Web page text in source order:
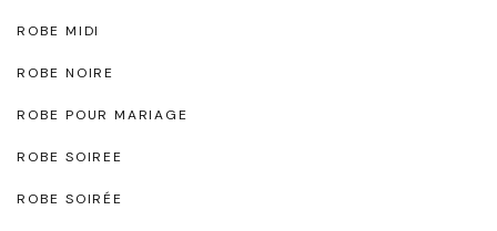
ROBE MIDI
ROBE NOIRE
ROBE POUR MARIAGE
ROBE SOIREE
ROBE SOIRÉE